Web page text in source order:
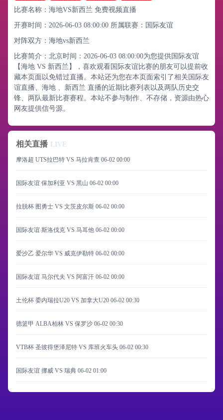
比赛名称：海地VS新西兰 免费视频直播
开赛时间：2026-06-03 08:00:00 所属联赛： 国际友谊
对阵双方：海地vs新西兰
比赛简介：北京时间：2026-06-03 08:00:00为您提供国际友谊
【海地 VS 新西兰】，喜欢观看国际友谊比赛的朋友可以提前收
藏本页面以免错过直播。本站还为您在本页面索引了相关国际友
谊直播、海地 、新西兰 直播的近期比赛列表以及两队历史交
锋、两队最新比赛赛程。本站不参与制作、不存储，资源由热心
网友提供信号源。
相关直播 LIVE
摩洛超 UTS拉巴特 VS 马拉肯查 06-02 00:00
国际友谊 保加利亚 VS 黑山 06-02 00:00
拉脱杯 图勇士 VS 文茨皮尔斯 06-02 00:00
国际友谊 斯洛伐克 VS 马耳他 06-02 00:00
爱沙乙 爱尔华 VS 威克伊勒特 06-02 00:00
国际友谊 马尔代夫 VS 阿富汗 06-02 00:00
土伦杯 委内瑞拉U20 VS 加拿大U20 06-02 00:30
德篮甲 ALBA柏林 VS 保罗沙 06-02 00:30
VTB杯 圣彼得堡泽尼特 VS 库班火车头 06-02 00:30
国际友谊 挪威 VS 瑞典 06-02 01:00